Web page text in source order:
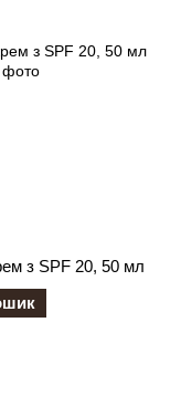
з SPF 20, 50 мл